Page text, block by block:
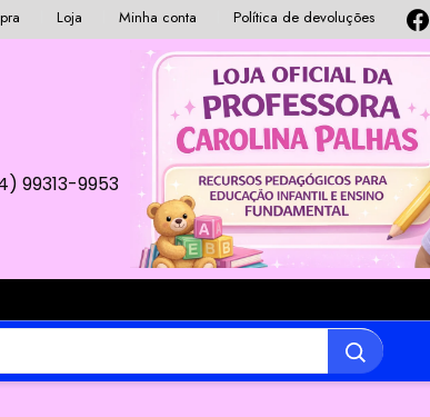
Loja Minha conta Política de devoluções
99313-9953